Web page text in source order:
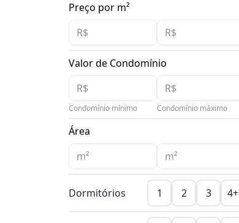
Preço por m²
Valor de Condomínio
Condomínio mínimo Condomínio máximo
Área
Dormitórios 1 2 3 4+